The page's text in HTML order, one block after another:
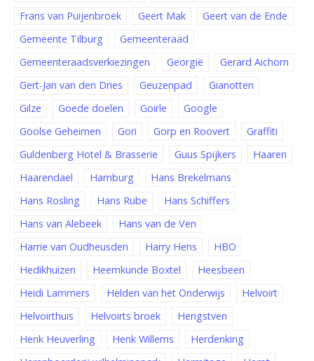
Frans van Puijenbroek
Geert Mak
Geert van de Ende
Gemeente Tilburg
Gemeenteraad
Gemeenteraadsverkiezingen
Georgië
Gerard Aichorn
Gert-Jan van den Dries
Geuzenpad
Gianotten
Gilze
Goede doelen Goirle
Google
Goolse Geheimen
Gori Gorp en Roovert
Graffiti
Guldenberg Hotel & Brasserie
Guus Spijkers
Haaren
Haarendael
Hamburg
Hans Brekelmans
Hans Rosling
Hans Rube
Hans Schiffers
Hans van Alebeek
Hans van de Ven
Harrie van Oudheusden
Harry Hens
HBO
Hedikhuizen
Heemkunde Boxtel
Heesbeen
Heidi Lammers
Helden van het Onderwijs
Helvoirt
Helvoirthuis
Helvoirts broek
Hengstven
Henk Heuverling
Henk Willems
Herdenking